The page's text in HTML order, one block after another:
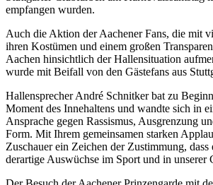
empfangen wurden.
Auch die Aktion der Aachener Fans, die mit
ihren Kostümen und einem großen
Aachen hinsichtlich der Hallensituation
wurde mit Beifall von den Gästefans aus
Hallensprecher André Schnitker bat zu
Moment des Innehaltens und wandte sich in
Ansprache gegen Rassismus, Ausgrenzung
Form. Mit Ihrem gemeinsamen starken
Zuschauer ein Zeichen der Zustimmung, dass
derartige Auswüchse im Sport und in unserer